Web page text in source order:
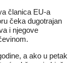
članica EU-a
čeka dugotrajan
i njegove
a ako u petak